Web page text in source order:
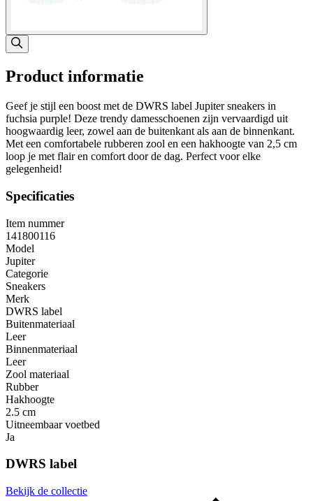
Product informatie
Geef je stijl een boost met de DWRS label Jupiter sneakers in
fuchsia purple! Deze trendy damesschoenen zijn vervaardigd uit
hoogwaardig leer, zowel aan de buitenkant als aan de binnenkant.
Met een comfortabele rubberen zool en een hakhoogte van 2,5 cm
loop je met flair en comfort door de dag. Perfect voor elke
gelegenheid!
Specificaties
Item nummer
141800116
Model
Jupiter
Categorie
Sneakers
Merk
DWRS label
Buitenmateriaal
Leer
Binnenmateriaal
Leer
Zool materiaal
Rubber
Hakhoogte
2.5 cm
Uitneembaar voetbed
Ja
DWRS label
Bekijk de collectie